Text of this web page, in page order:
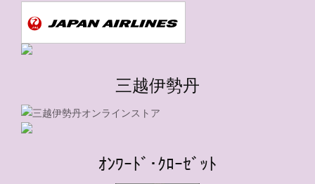
三越伊勢丹
ｵﾝﾜｰﾄﾞ･ｸﾛｰｾﾞｯﾄ